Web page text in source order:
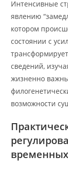
Интенсивные
явлению
котором
состоянии с
сведений,
жизненно
возможности